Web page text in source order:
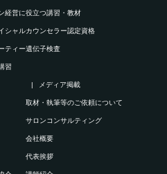
経営に役立つ講習・教材
シャルカウンセラー認定資格
ティー遺伝子検査
習
メディア掲載
取材・執筆等のご依頼について
サロンコンサルティング
会社概要
代表挨拶